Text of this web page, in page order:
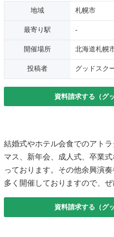
地域 札幌市
最寄り駅 -
開催場所 北海道札幌
投稿者 グッドスク
資料請求する（グ
結婚式やホテル会食でのアト
マス、新年会、成人式、卒業
っております。その他余興演
多く開催しておりますので、
資料請求する（グ